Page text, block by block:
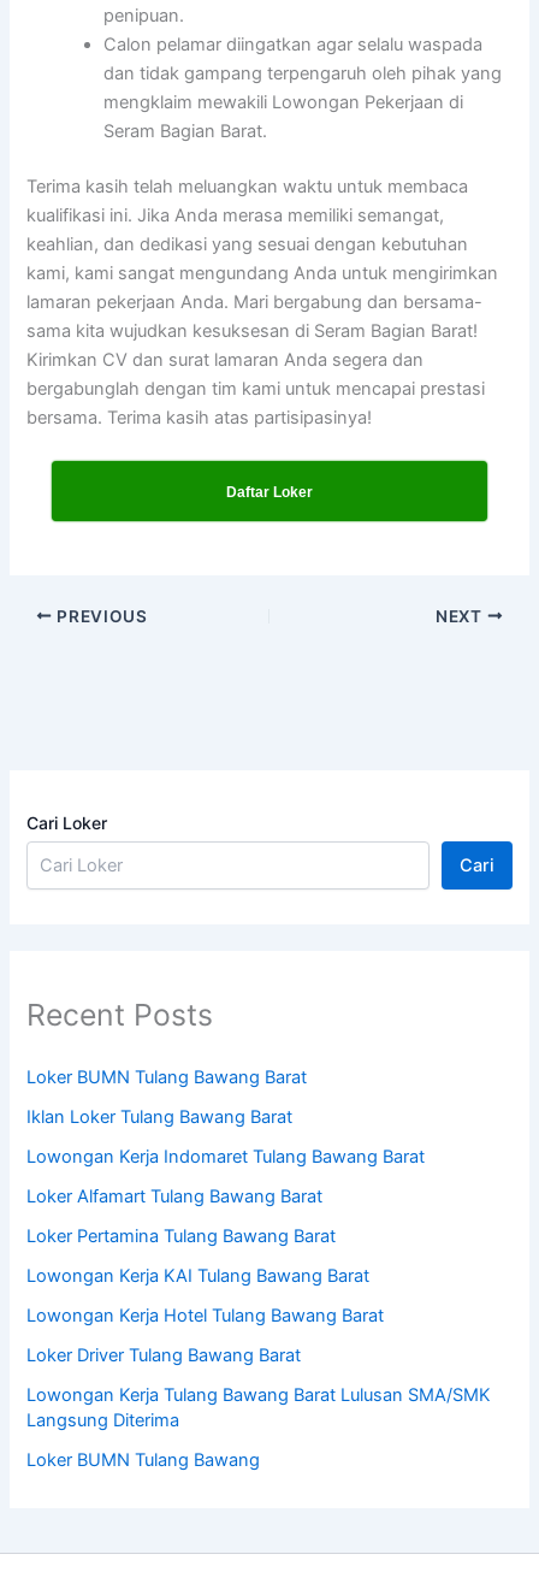
penipuan.
Calon pelamar diingatkan agar selalu waspada
dan tidak gampang terpengaruh oleh pihak yang
mengklaim mewakili Lowongan Pekerjaan di
Seram Bagian Barat.
Terima kasih telah meluangkan waktu untuk membaca
kualifikasi ini. Jika Anda merasa memiliki semangat,
keahlian, dan dedikasi yang sesuai dengan kebutuhan
kami, kami sangat mengundang Anda untuk mengirimkan
lamaran pekerjaan Anda. Mari bergabung dan bersama-
sama kita wujudkan kesuksesan di Seram Bagian Barat!
Kirimkan CV dan surat lamaran Anda segera dan
bergabunglah dengan tim kami untuk mencapai prestasi
bersama. Terima kasih atas partisipasinya!
Daftar Loker
PREVIOUS NEXT
Cari Loker
Cari
Recent Posts
Loker BUMN Tulang Bawang Barat
Iklan Loker Tulang Bawang Barat
Lowongan Kerja Indomaret Tulang Bawang Barat
Loker Alfamart Tulang Bawang Barat
Loker Pertamina Tulang Bawang Barat
Lowongan Kerja KAI Tulang Bawang Barat
Lowongan Kerja Hotel Tulang Bawang Barat
Loker Driver Tulang Bawang Barat
Lowongan Kerja Tulang Bawang Barat Lulusan SMA/SMK
Langsung Diterima
Loker BUMN Tulang Bawang